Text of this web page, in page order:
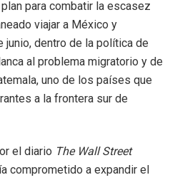
para combatir la escasez
viajar a México y
junio, dentro de la política de
al problema migratorio y de
uno de los países que
a la frontera sur de
el diario The Wall Street
comprometido a expandir el